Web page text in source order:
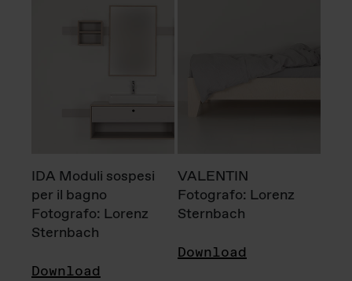
IDA Moduli sospesi
per il bagno
Fotografo: Lorenz
Sternbach
Download
VALENTIN
Fotografo: Lorenz
Sternbach
Download